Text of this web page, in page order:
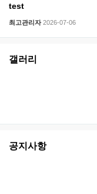
test
최고관리자 2026-07-06
갤러리
공지사항